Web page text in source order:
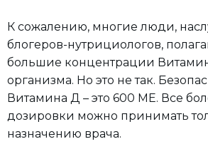
К сожалению, многие люди,
блогеров-нутрициологов,
большие концентрации
организма. Но это не так.
Витамина Д – это 600 МЕ. Все
дозировки можно принимать
назначению врача.